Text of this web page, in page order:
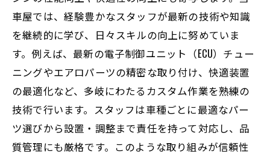
車屋では、経験豊かなスタッフが最新の技術や知識
を継続的に学び、日々スキルの向上に努めていま
す。例えば、最新の電子制御ユニット（ECU）チュー
ニングやエアロパーツの精密な取り付け、快適装置
の最適化など、多岐にわたるカスタム作業を熟練の
技術で行います。スタッフは車種ごとに最適なパー
ツ選びから設置・調整まで責任を持って対応し、品
質管理にも厳格です。このような取り組みが信頼性